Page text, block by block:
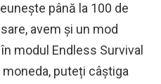
până la 100 de
avem și un mod
modul Endless Survival
puteți câștiga